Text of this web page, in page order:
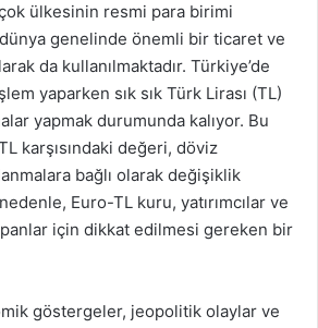
ülkesinin resmi para birimi
dünya genelinde önemli bir ticaret ve
da kullanılmaktadır. Türkiye’de
yaparken sık sık Türk Lirası (TL)
yapmak durumunda kalıyor. Bu
karşısındaki değeri, döviz
bağlı olarak değişiklik
Euro-TL kuru, yatırımcılar ve
için dikkat edilmesi gereken bir
göstergeler, jeopolitik olaylar ve